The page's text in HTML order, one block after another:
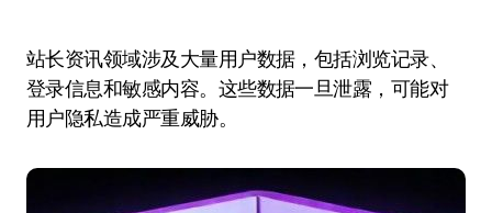
站长资讯领域涉及大量用户数据，包括浏览记录、
登录信息和敏感内容。这些数据一旦泄露，可能对
用户隐私造成严重威胁。